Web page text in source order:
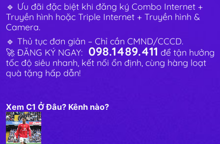
🔹 Ưu đãi đặc biệt khi đăng ký Combo Internet +
Truyền hình hoặc Triple Internet + Truyền hình &
Camera.
🔹 Thủ tục đơn giản – Chỉ cần CMND/CCCD.
🚀 ĐĂNG KÝ NGAY: 098.1489.411 để tận hưởng
tốc độ siêu nhanh, kết nối ổn định, cùng hàng loạt
quà tặng hấp dẫn!
Xem C1 Ở Đâu? Kênh nào?